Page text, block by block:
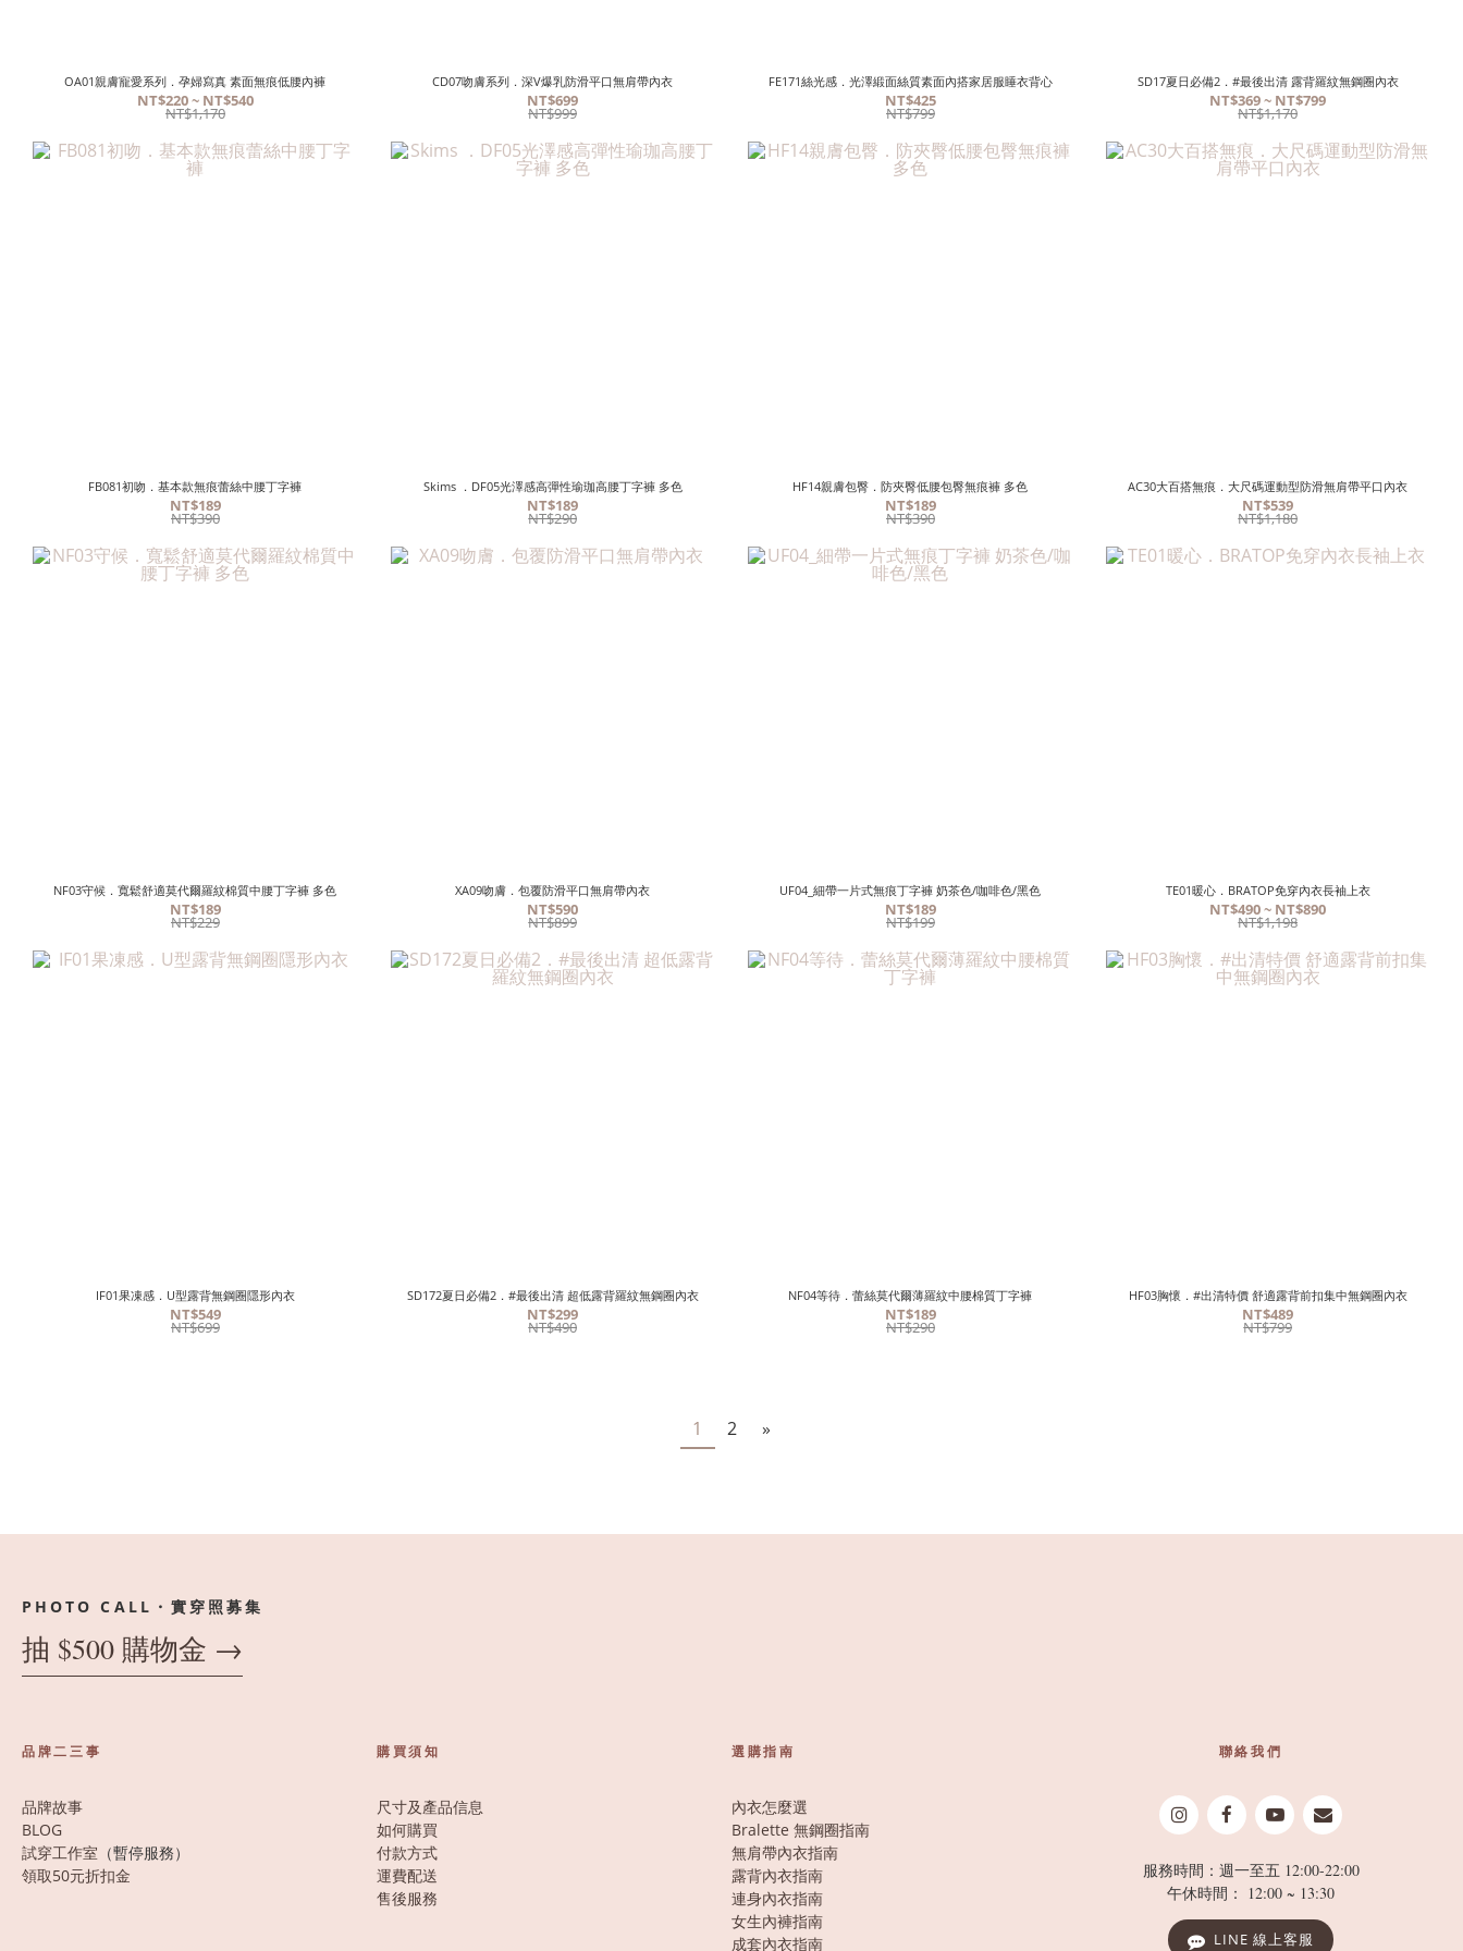
OA01親膚寵愛系列．孕婦寫真 素面無痕低腰內褲
NT$220 ~ NT$540
NT$1,170
CD07吻膚系列．深V爆乳防滑平口無肩帶內衣
NT$699
NT$999
FE171絲光感．光澤緞面絲質素面內搭家居服睡衣背心
NT$425
NT$799
SD17夏日必備2．#最後出清 露背羅紋無鋼圈內衣
NT$369 ~ NT$799
NT$1,170
FB081初吻．基本款無痕蕾絲中腰丁字褲
NT$189
NT$390
Skims ．DF05光澤感高彈性瑜珈高腰丁字褲 多色
NT$189
NT$290
HF14親膚包臀．防夾臀低腰包臀無痕褲 多色
NT$189
NT$390
AC30大百搭無痕．大尺碼運動型防滑無肩帶平口內衣
NT$539
NT$1,180
NF03守候．寬鬆舒適莫代爾羅紋棉質中腰丁字褲 多色
NT$189
NT$229
XA09吻膚．包覆防滑平口無肩帶內衣
NT$590
NT$899
UF04_細帶一片式無痕丁字褲 奶茶色/咖啡色/黑色
NT$189
NT$199
TE01暖心．BRATOP免穿內衣長袖上衣
NT$490 ~ NT$890
NT$1,198
IF01果凍感．U型露背無鋼圈隱形內衣
NT$549
NT$699
SD172夏日必備2．#最後出清 超低露背羅紋無鋼圈內衣
NT$299
NT$490
NF04等待．蕾絲莫代爾薄羅紋中腰棉質丁字褲
NT$189
NT$290
HF03胸懷．#出清特價 舒適露背前扣集中無鋼圈內衣
NT$489
NT$799
1 2 »
PHOTO CALL・實穿照募集
抽 $500 購物金 →
品牌二三事
品牌故事
BLOG
試穿工作室 （暫停服務）
領取50元折扣金
購買須知
尺寸及產品信息
如何購買
付款方式
運費配送
售後服務
選購指南
內衣怎麼選
Bralette 無鋼圈指南
無肩帶內衣指南
露背內衣指南
連身內衣指南
女生內褲指南
成套內衣指南
聯絡我們
服務時間：週一至五 12:00-22:00
午休時間： 12:00 ~ 13:30
LINE 線上客服